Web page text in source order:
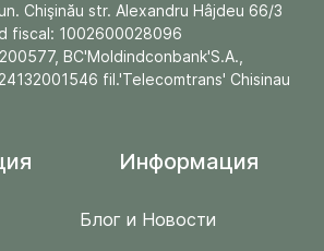
Chişinău str. Alexandru Hâjdeu 66/3
fiscal: 1002600028096
BC'Moldindconbank'S.A.,
fil.'Telecomtrans' Chisinau
Информация
Блог и Новости